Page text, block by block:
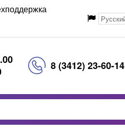
8 (3412) 23-60-14